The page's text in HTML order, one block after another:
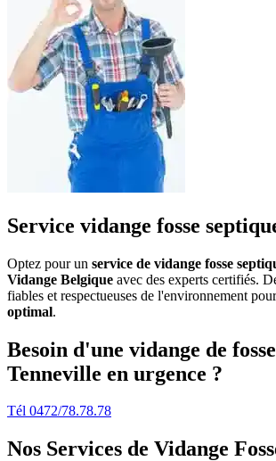
Service vidange fosse
Optez pour un service de vidange fosse
Vidange Belgique avec des experts certifiés.
fiables et respectueuses de l'environnement
optimal.
Besoin d'une vidange de
Tenneville en urgence ?
Tél 0472/78.78.78
Nos Services de Vidange